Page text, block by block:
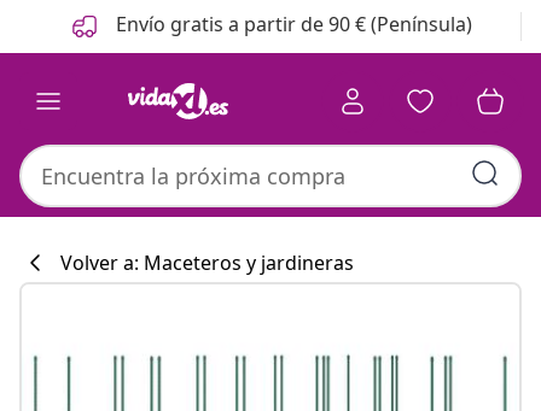
Anterior
Siguiente Envío gratis a partir de 90 € (Península)
Volver a: Maceteros y jardineras